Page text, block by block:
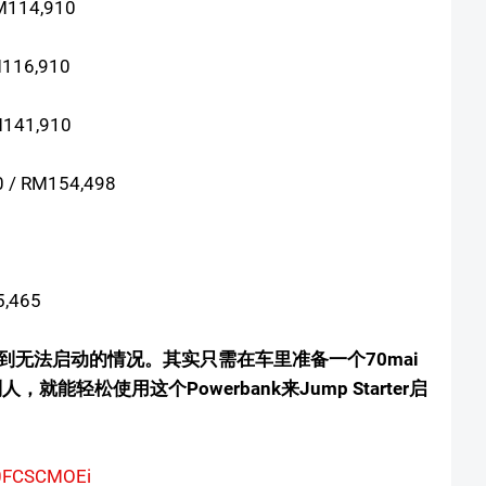
/ RM154,498
无法启动的情况。其实只需在车里准备一个70mai
，就能轻松使用这个Powerbank来Jump Starter启